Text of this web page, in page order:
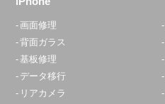
画面修理
背面ガラス
基板修理
データ移行
リアカメラ